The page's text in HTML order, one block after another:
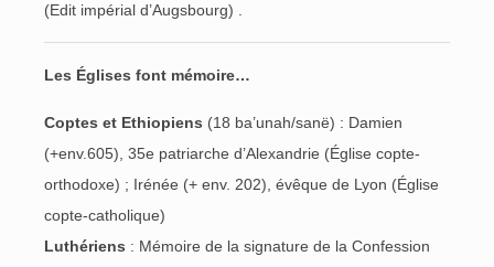
(Edit impérial d’Augsbourg) .
Les Églises font mémoire…
Coptes et Ethiopiens (18 ba’unah/sanë) : Damien
(+env.605), 35e patriarche d’Alexandrie (Église copte-
orthodoxe) ; Irénée (+ env. 202), évêque de Lyon (Église
copte-catholique)
Luthériens : Mémoire de la signature de la Confession